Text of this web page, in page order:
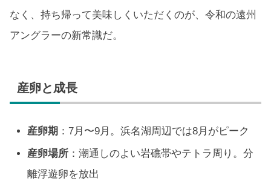
なく、持ち帰って美味しくいただくのが、令和の遠州
アングラーの新常識だ。
産卵と成長
産卵期 ：7月〜9月。浜名湖周辺では8月がピーク
産卵場所 ：潮通しのよい岩礁帯やテトラ周り。分
離浮遊卵を放出